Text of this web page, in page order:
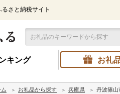
さと納税サイト
キング お礼
お礼品から探す 兵庫県 丹波篠山